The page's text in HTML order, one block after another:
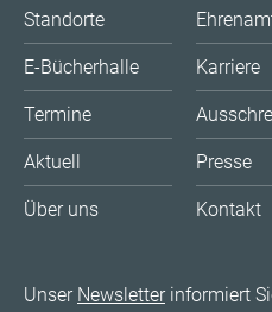
Standorte
E-Bücherhalle
Termine
Aktuell
Über uns
Karriere
Presse
Kontakt
Unser Newsletterinformiert